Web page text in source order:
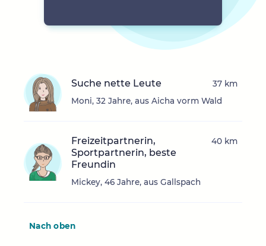
Suche nette Leute
Moni, 32 Jahre, aus Aicha vorm Wald
37 km
Freizeitpartnerin,
Sportpartnerin, beste
Freundin
Mickey, 46 Jahre, aus Gallspach
40 km
Nach oben